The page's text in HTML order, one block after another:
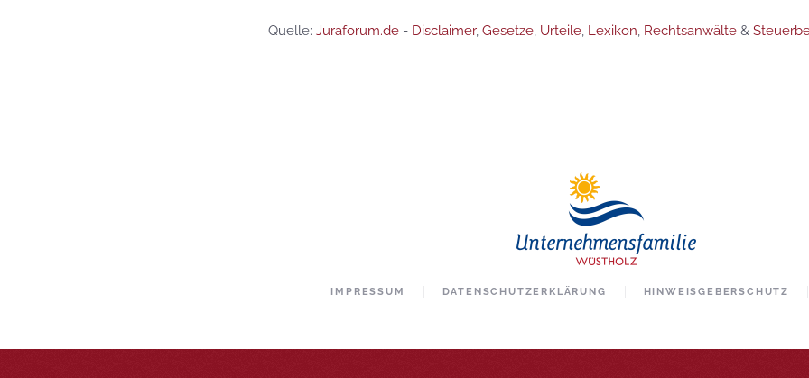
Quelle: Juraforum.de - Disclaimer, Gesetze, Urteile, Lexikon, Rechtsanwälte &
IMPRESSUM DATENSCHUTZERKLÄRUNG HINWEISGEBERSCHUTZ